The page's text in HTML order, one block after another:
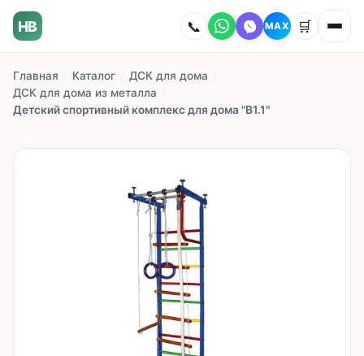
HB 📞 MAX 🛒
Главная
Главная Каталог ДСК для дома
ДСК для дома из металла
Детский спортивный комплекс для дома "В1.1"